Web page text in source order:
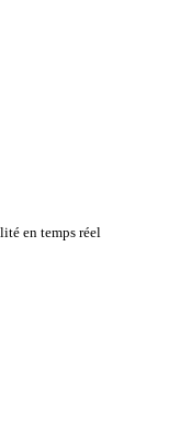
en temps réel